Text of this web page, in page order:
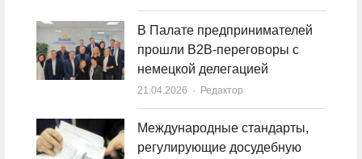
В Палате предпринимателей
прошли B2B-переговоры с
немецкой делегацией
21.04.2026 Author
Редактор
Международные стандарты,
регулирующие досудебную